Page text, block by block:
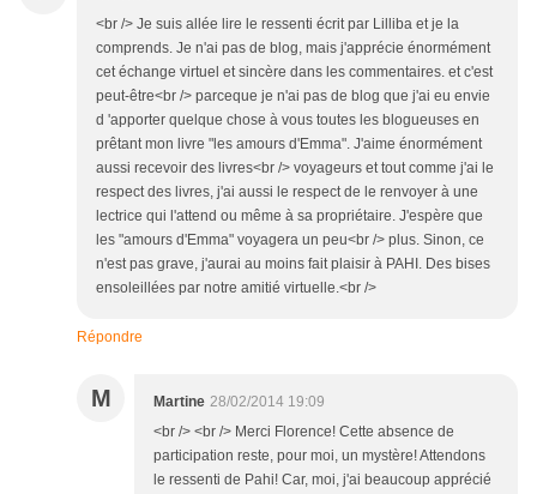
<br /> Je suis allée lire le ressenti écrit par Lilliba et je la
comprends. Je n'ai pas de blog, mais j'apprécie énormément
cet échange virtuel et sincère dans les commentaires. et c'est
peut-être<br /> parceque je n'ai pas de blog que j'ai eu envie
d 'apporter quelque chose à vous toutes les blogueuses en
prêtant mon livre "les amours d'Emma". J'aime énormément
aussi recevoir des livres<br /> voyageurs et tout comme j'ai le
respect des livres, j'ai aussi le respect de le renvoyer à une
lectrice qui l'attend ou même à sa propriétaire. J'espère que
les "amours d'Emma" voyagera un peu<br /> plus. Sinon, ce
n'est pas grave, j'aurai au moins fait plaisir à PAHI. Des bises
ensoleillées par notre amitié virtuelle.<br />
Répondre
M Martine 28/02/2014 19:09
<br /> <br /> Merci Florence! Cette absence de
participation reste, pour moi, un mystère! Attendons
le ressenti de Pahi! Car, moi, j'ai beaucoup apprécié